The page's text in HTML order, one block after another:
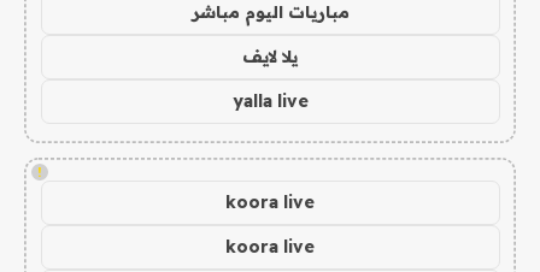
مباريات اليوم مباشر
يلا لايف
yalla live
!
koora live
koora live